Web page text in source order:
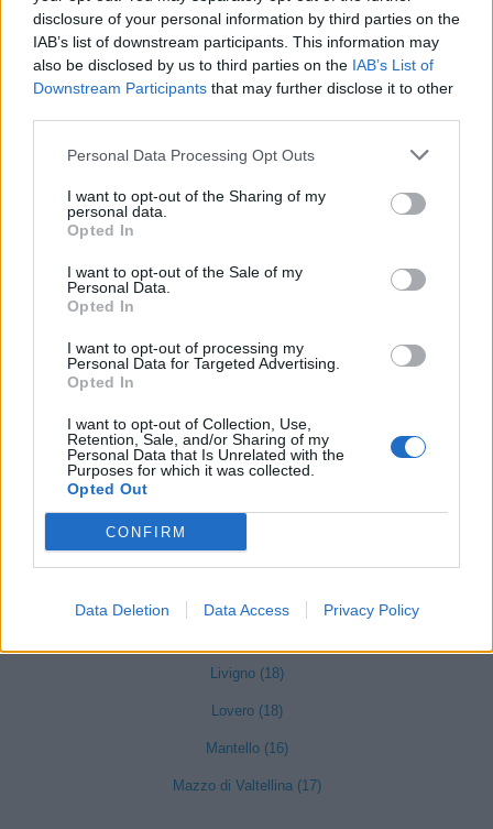
disclosure of your personal information by third parties on the
IAB’s list of downstream participants. This information may
also be disclosed by us to third parties on the IAB’s List of
Downstream Participants that may further disclose it to other
Personal Data Processing Opt Outs
I want to opt-out of the Sharing of my
personal data.
Opted In
I want to opt-out of the Sale of my
Personal Data.
Opted In
I want to opt-out of processing my
Personal Data for Targeted Advertising.
Opted In
I want to opt-out of Collection, Use,
Retention, Sale, and/or Sharing of my
Personal Data that Is Unrelated with the
Purposes for which it was collected.
Opted Out
CONFIRM
Data Deletion Data Access Privacy Policy
Chiuro (57)
Cino (2)
Colorina (18)
Cosio Valtellino (99)
Forcola (10)
Gerola Alta (7)
Livigno (18)
Lovero (18)
Mantello (16)
Mazzo di Valtellina (17)